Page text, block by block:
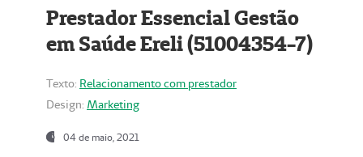
Prestador Essencial Gestão
em Saúde Ereli (51004354-7)
Texto: Relacionamento com prestador
Design: Marketing
04 de maio, 2021